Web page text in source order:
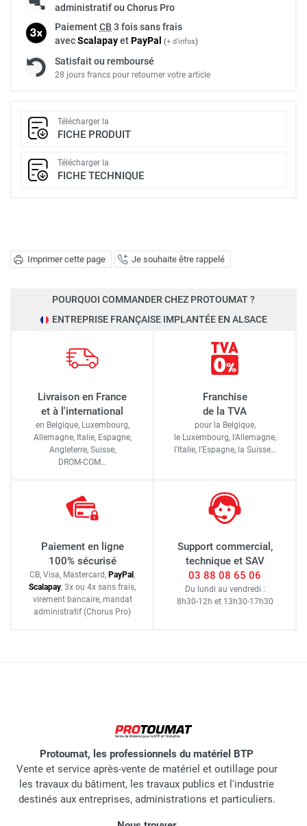
Imprimer cette page Je souhaite être rappelé
administratif ou Chorus Pro
PaiementCB 3 fois sans frais
avecScalapayetPayPal (+ d'infos)
Satisfait ou remboursé
28 jours francs pour retourner votre article
Télécharger la
FICHE PRODUIT
Télécharger la
FICHE TECHNIQUE
POURQUOI COMMANDER CHEZ PROTOUMAT ?
ENTREPRISE FRANÇAISE IMPLANTÉE EN ALSACE
Livraison en France
et à l'international
en Belgique, Luxembourg,
Allemagne, Italie, Espagne,
Angleterre, Suisse,
DROM-COM…
Franchise
de la TVA
pour la Belgique,
le Luxembourg, l'Allemagne,
l'Italie, l'Espagne, la Suisse…
Paiement en ligne
100% sécurisé
CB, Visa, Mastercard, PayPal ,
Scalapay, 3x ou 4x sans frais,
virement bancaire, mandat
administratif (Chorus Pro)
Support commercial,
technique et SAV
03 88 08 65 06
Du lundi au vendredi :
8h30-12h et 13h30-17h30
Protoumat, les professionnels du matériel BTP
Vente et service après-vente de matériel et outillage pour
les travaux du bâtiment, les travaux publics et l'industrie
destinés aux entreprises, administrations et particuliers.